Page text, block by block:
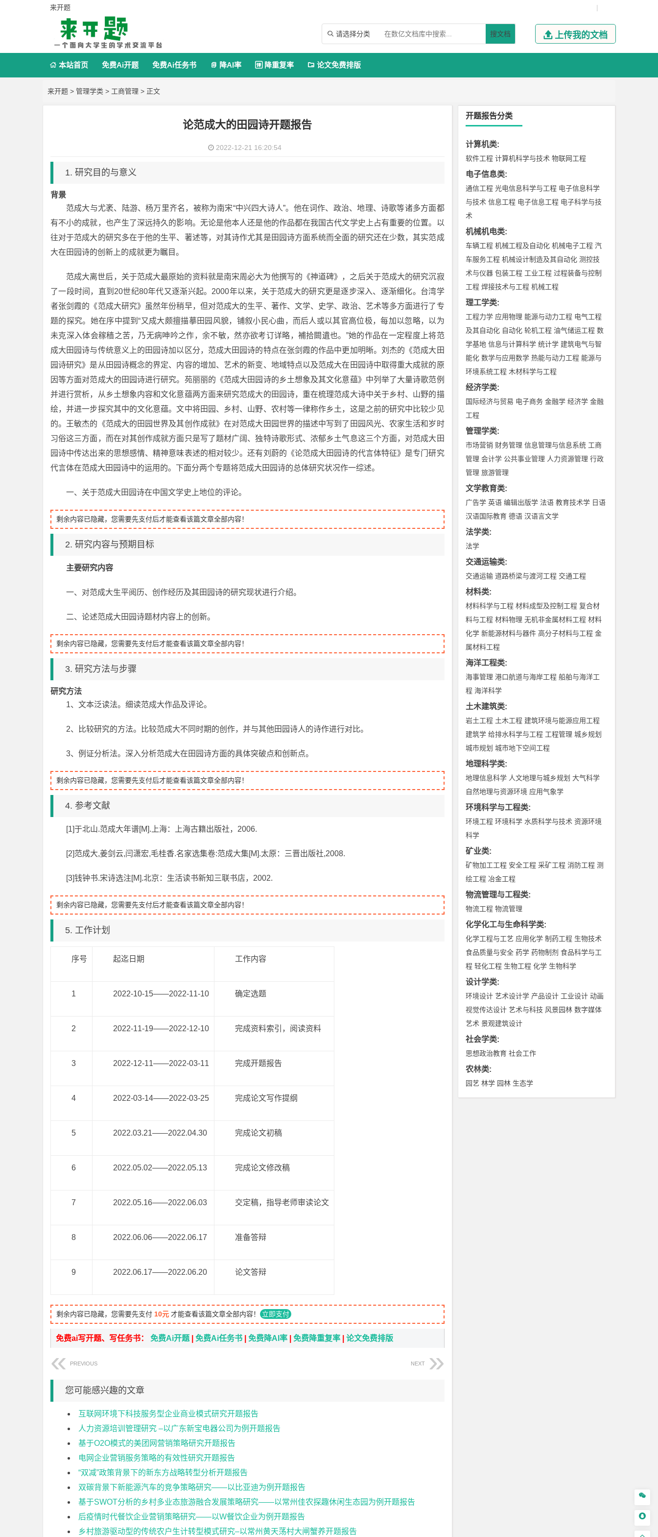
来开题 |
 请选择分类 搜文档  上传我的文档
 本站首页 免费Ai开题 免费Ai任务书  降AI率  降重复率  论文免费排版
来开题 > 管理学类 > 工商管理 > 正文
论范成大的田园诗开题报告
2022-12-21 16:20:54
1. 研究目的与意义
背景
范成大与尤袤、陆游、杨万里齐名，被称为南宋“中兴四大诗人”。他在词作、政治、地理、诗歌等诸多方面都
有不小的成就，也产生了深远持久的影响。无论是他本人还是他的作品都在我国古代文学史上占有重要的位置。以
往对于范成大的研究多在于他的生平、著述等，对其诗作尤其是田园诗方面系统而全面的研究还在少数，其实范成
大在田园诗的创新上的成就更为瞩目。
范成大离世后，关于范成大最原始的资料就是南宋周必大为他撰写的《神道碑》，之后关于范成大的研究沉寂
了一段时间，直到20世纪80年代又逐渐兴起。2000年以来，关于范成大的研究更是逐步深入、逐渐细化。台湾学
者张剑霞的《范成大研究》虽然年份稍早，但对范成大的生平、著作、文学、史学、政治、艺术等多方面进行了专
题的探究。她在序中提到“又成大颇擅描摹田园风貌，铺叙小民心曲，而后人或以其官高位极，每加以忽略，以为
未克深入体会稼穑之苦，乃无病呻吟之作，余不敏，然亦欲考订详略，補拾闕遺也。”她的作品在一定程度上将范
成大田园诗与传统意义上的田园诗加以区分，范成大田园诗的特点在张剑霞的作品中更加明晰。刘杰的《范成大田
园诗研究》是从田园诗概念的界定、内容的增加、艺术的新变、地域特点以及范成大在田园诗中取得重大成就的原
因等方面对范成大的田园诗进行研究。苑丽丽的《范成大田园诗的乡土想象及其文化意蕴》中列举了大量诗歌范例
并进行赏析，从乡土想象内容和文化意蕴两方面来研究范成大的田园诗，重在梳理范成大诗中关于乡村、山野的描
绘，并进一步探究其中的文化意蕴。文中将田园、乡村、山野、农村等一律称作乡土，这是之前的研究中比较少见
的。王敏杰的《范成大的田园世界及其创作成就》在对范成大田园世界的描述中写到了田园风光、农家生活和岁时
习俗这三方面，而在对其创作成就方面只是写了题材广阔、独特诗歌形式、浓郁乡土气息这三个方面，对范成大田
园诗中传达出来的思想感情、精神意味表述的相对较少。还有刘蔚的《论范成大田园诗的代言体特征》是专门研究
代言体在范成大田园诗中的运用的。下面分两个专题将范成大田园诗的总体研究状况作一综述。
一、关于范成大田园诗在中国文学史上地位的评论。
剩余内容已隐藏，您需要先支付后才能查看该篇文章全部内容！
2. 研究内容与预期目标
主要研究内容
一、对范成大生平阅历、创作经历及其田园诗的研究现状进行介绍。
二、论述范成大田园诗题材内容上的创新。
剩余内容已隐藏，您需要先支付后才能查看该篇文章全部内容！
3. 研究方法与步骤
研究方法
1、文本泛读法。细读范成大作品及评论。
2、比较研究的方法。比较范成大不同时期的创作，并与其他田园诗人的诗作进行对比。
3、例证分析法。深入分析范成大在田园诗方面的具体突破点和创新点。
剩余内容已隐藏，您需要先支付后才能查看该篇文章全部内容！
4. 参考文献
[1]于北山.范成大年谱[M].上海：上海古籍出版社，2006.
[2]范成大,姜剑云,闫潇宏,毛桂香.名家选集卷:范成大集[M].太原：三晋出版社,2008.
[3]钱钟书.宋诗选注[M].北京：生活读书新知三联书店，2002.
剩余内容已隐藏，您需要先支付后才能查看该篇文章全部内容！
5. 工作计划
序号 起迄日期 工作内容
1 2022-10-15——2022-11-10 确定选题
2 2022-11-19——2022-12-10 完成资料索引，阅读资料
3 2022-12-11——2022-03-11 完成开题报告
4 2022-03-14——2022-03-25 完成论文写作提纲
5 2022.03.21——2022.04.30 完成论文初稿
6 2022.05.02——2022.05.13 完成论文修改稿
7 2022.05.16——2022.06.03 交定稿，指导老师审读论文
8 2022.06.06——2022.06.17 准备答辩
9 2022.06.17——2022.06.20 论文答辩
剩余内容已隐藏，您需要先支付 10元 才能查看该篇文章全部内容！ 立即支付
免费ai写开题、写任务书： 免费Ai开题 免费Ai任务书 免费降AI率 免费降重复率 论文免费排版
PREVIOUS NEXT
您可能感兴趣的文章
互联网环境下科技服务型企业商业模式研究开题报告
人力资源培训管理研究 –以广东新宝电器公司为例开题报告
基于O2O模式的美团网营销策略研究开题报告
电网企业营销服务策略的有效性研究开题报告
“双减”政策背景下的新东方战略转型分析开题报告
双碳背景下新能源汽车的竞争策略研究——以比亚迪为例开题报告
基于SWOT分析的乡村多业态旅游融合发展策略研究——以常州佳农探趣休闲生态园为例开题报告
后疫情时代餐饮企业营销策略研究——以W餐饮企业为例开题报告
乡村旅游驱动型的传统农户生计转型模式研究–以常州黄天荡村大闸蟹养开题报告
开题报告分类
计算机类:
软件工程 计算机科学与技术 物联网工程
电子信息类:
通信工程 光电信息科学与工程 电子信息科学
与技术 信息工程 电子信息工程 电子科学与技
术
机械机电类:
车辆工程 机械工程及自动化 机械电子工程 汽
车服务工程 机械设计制造及其自动化 测控技
术与仪器 包装工程 工业工程 过程装备与控制
工程 焊接技术与工程 机械工程
理工学类:
工程力学 应用物理 能源与动力工程 电气工程
及其自动化 自动化 轮机工程 油气储运工程 数
学基地 信息与计算科学 统计学 建筑电气与智
能化 数学与应用数学 热能与动力工程 能源与
环境系统工程 木材科学与工程
经济学类:
国际经济与贸易 电子商务 金融学 经济学 金融
工程
管理学类:
市场营销 财务管理 信息管理与信息系统 工商
管理 会计学 公共事业管理 人力资源管理 行政
管理 旅游管理
文学教育类:
广告学 英语 编辑出版学 法语 教育技术学 日语
汉语国际教育 德语 汉语言文学
法学类:
法学
交通运输类:
交通运输 道路桥梁与渡河工程 交通工程
材料类:
材料科学与工程 材料成型及控制工程 复合材
料与工程 材料物理 无机非金属材料工程 材料
化学 新能源材料与器件 高分子材料与工程 金
属材料工程
海洋工程类:
海事管理 港口航道与海岸工程 船舶与海洋工
程 海洋科学
土木建筑类:
岩土工程 土木工程 建筑环境与能源应用工程
建筑学 给排水科学与工程 工程管理 城乡规划
城市规划 城市地下空间工程
地理科学类:
地理信息科学 人文地理与城乡规划 大气科学
自然地理与资源环境 应用气象学
环境科学与工程类:
环境工程 环境科学 水质科学与技术 资源环境
科学
矿业类:
矿物加工工程 安全工程 采矿工程 消防工程 测
绘工程 冶金工程
物流管理与工程类:
物流工程 物流管理
化学化工与生命科学类:
化学工程与工艺 应用化学 制药工程 生物技术
食品质量与安全 药学 药物制剂 食品科学与工
程 轻化工程 生物工程 化学 生物科学
设计学类:
环境设计 艺术设计学 产品设计 工业设计 动画
视觉传达设计 艺术与科技 风景园林 数字媒体
艺术 景观建筑设计
社会学类:
思想政治教育 社会工作
农林类:
园艺 林学 园林 生态学

